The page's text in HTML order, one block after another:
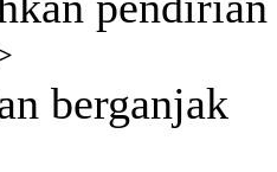
berganjak